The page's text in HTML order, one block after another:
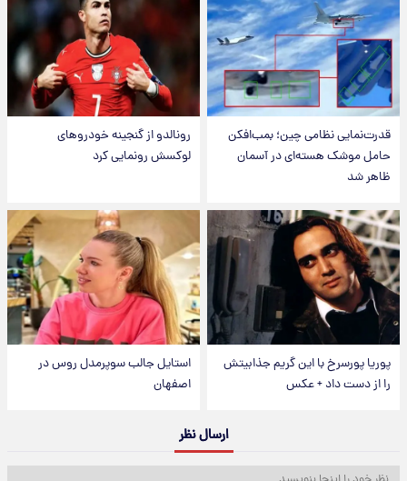
قدرت‌نمایی نظامی چین؛ بمب‌افکن
حامل موشک هسته‌ای در آسمان
ظاهر شد
رونالدو از گنجینه خودروهای
لوکسش رونمایی کرد
پوریا پورسرخ با این گریم جذابیتش
را از دست داد + عکس
استایل جالب سوپرمدل روس در
اصفهان
ارسال نظر